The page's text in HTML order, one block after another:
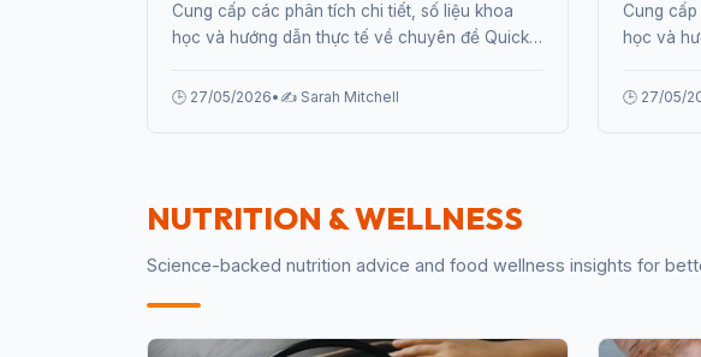
Cung cấp các phân tích chi tiết, số liệu khoa
học và hướng dẫn thực tế về chuyên đề Quick
Dinners từ chuyên gia.
🕒 27/05/2026• ✍️ Sarah Mitchell
Cung
học và
Delicious
🕒 27/05/
NUTRITION & WELLNESS
Science-backed nutrition advice and food wellness insights for